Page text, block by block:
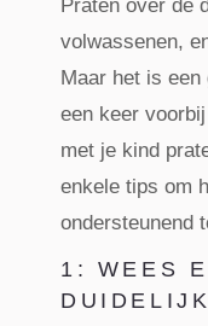
Praten over de
volwassenen,
Maar het is
een keer
met je kind
enkele tips om
ondersteunend
1: WEES
DUIDELIJK